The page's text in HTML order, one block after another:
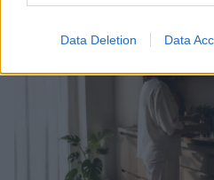
Data Deletion Data